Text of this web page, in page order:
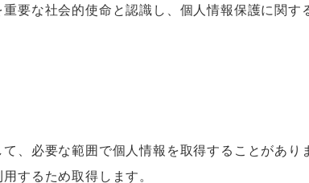
要な社会的使命と認識し、個人情報保護に関す
、必要な範囲で個人情報を取得することがあり
するため取得します。